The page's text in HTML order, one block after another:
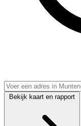
Bekijk kaart en rapport